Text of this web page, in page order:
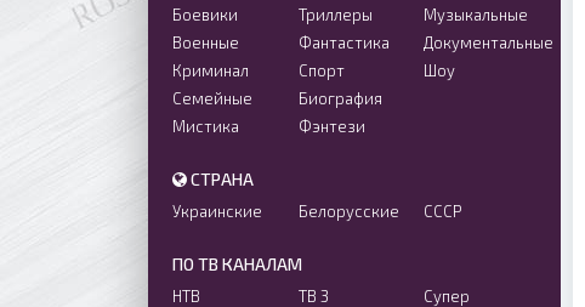
Боевики
Военные
Криминал
Семейные
Мистика
Триллеры
Фантастика
Спорт
Биография
Фэнтези
Музыкальные
Документальные
Шоу
СТРАНА
Украинские Белорусские СССР
ПО ТВ КАНАЛАМ
НТВ
ТВ 3
Супер